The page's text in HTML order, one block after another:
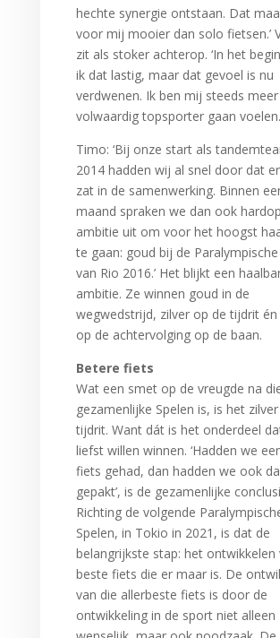
hechte synergie ontstaan. Dat
voor mij mooier dan solo fietsen.’
zit als stoker achterop. ‘In het
ik dat lastig, maar dat gevoel is nu
verdwenen. Ik ben mij steeds
volwaardig topsporter gaan
Timo: ‘Bij onze start als
2014 hadden wij al snel door dat
zat in de samenwerking. Binnen
maand spraken we dan ook
ambitie uit om voor het hoogst
te gaan: goud bij de Paralympische
van Rio 2016.’ Het blijkt een
ambitie. Ze winnen goud in de
wegwedstrijd, zilver op de tijdrit én
op de achtervolging op de baan.
Betere fiets
Wat een smet op de vreugde na
gezamenlijke Spelen is, is het
tijdrit. Want dát is het onderdeel
liefst willen winnen. ‘Hadden we
fiets gehad, dan hadden we ook
gepakt’, is de gezamenlijke
Richting de volgende
Spelen, in Tokio in 2021, is dat de
belangrijkste stap: het ontwikkelen
beste fiets die er maar is. De
van die allerbeste fiets is door de
ontwikkeling in de sport niet alleen